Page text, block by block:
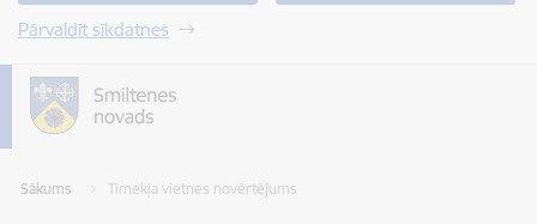
Pārvaldīt sīkdatnes
Sākums Tīmekļa vietnes novērtējums